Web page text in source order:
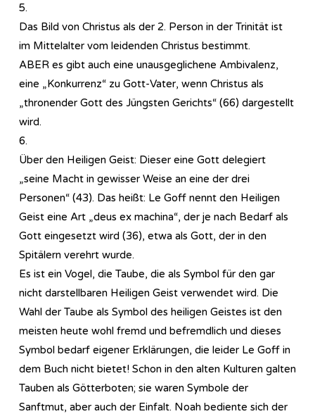
5.
Das Bild von Christus als der 2. Person in der Trinität ist
im Mittelalter vom leidenden Christus bestimmt.
ABER es gibt auch eine unausgeglichene Ambivalenz,
eine „Konkurrenz“ zu Gott-Vater, wenn Christus als
„thronender Gott des Jüngsten Gerichts“ (66) dargestellt
wird.
6.
Über den Heiligen Geist: Dieser eine Gott delegiert
„seine Macht in gewisser Weise an eine der drei
Personen“ (43). Das heißt: Le Goff nennt den Heiligen
Geist eine Art „deus ex machina“, der je nach Bedarf als
Gott eingesetzt wird (36), etwa als Gott, der in den
Spitälern verehrt wurde.
Es ist ein Vogel, die Taube, die als Symbol für den gar
nicht darstellbaren Heiligen Geist verwendet wird. Die
Wahl der Taube als Symbol des heiligen Geistes ist den
meisten heute wohl fremd und befremdlich und dieses
Symbol bedarf eigener Erklärungen, die leider Le Goff in
dem Buch nicht bietet! Schon in den alten Kulturen galten
Tauben als Götterboten; sie waren Symbole der
Sanftmut, aber auch der Einfalt. Noah bediente sich der